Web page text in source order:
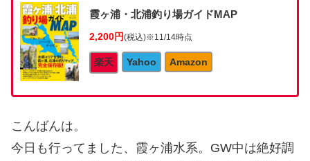
霞ヶ浦・北浦釣り場ガイドMAP
2,200円(税込)※11/14時点
楽天 Yahoo Amazon
こんばんは。
今日も行ってました、霞ヶ浦水系。GW中は絶好調